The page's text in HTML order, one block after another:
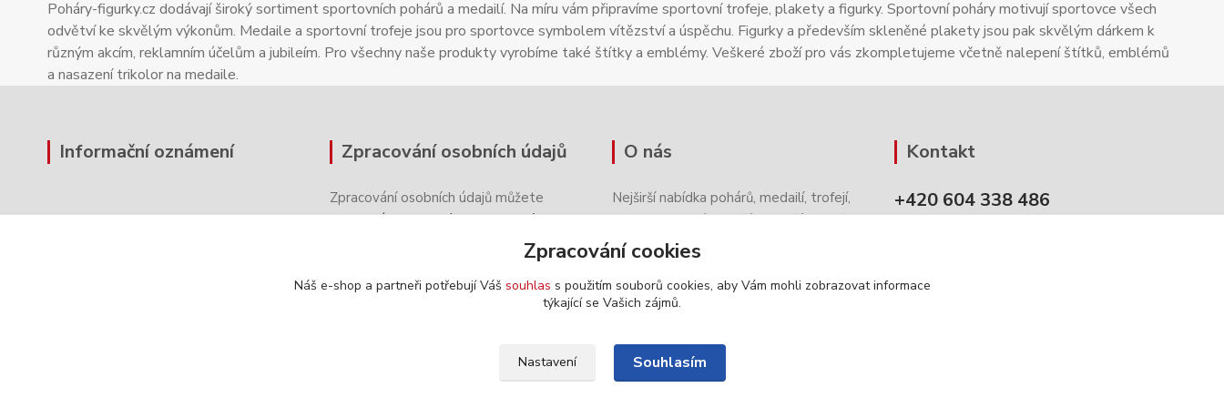
Poháry-figurky.cz dodávají široký sortiment sportovních pohárů a medailí. Na míru vám připravíme sportovní trofeje, plakety a figurky. Sportovní poháry motivují sportovce všech
odvětví ke skvělým výkonům. Medaile a sportovní trofeje jsou pro sportovce symbolem vítězství a úspěchu. Figurky a především skleněné plakety jsou pak skvělým dárkem k
různým akcím, reklamním účelům a jubileím. Pro všechny naše produkty vyrobíme také štítky a emblémy. Veškeré zboží pro vás zkompletujeme včetně nalepení štítků, emblémů
a nasazení trikolor na medaile.
Informační oznámení Zpracování osobních údajů
Zpracování osobních údajů můžete
ovlivnitúpravou svých preferencíochrany
O nás
Nejširší nabídka pohárů, medailí, trofejí,
plaket, diplomů a dalšího zboží na našem
novém e-shopu nyní i ve verzi pro mobilní
zařízení!
Kontakt
+420 604 338 486
Zpracování cookies
Náš e-shop a partneři potřebují Váš souhlas s použitím souborů cookies, aby Vám mohli zobrazovat informace
týkající se Vašich zájmů.
Nastavení Souhlasím